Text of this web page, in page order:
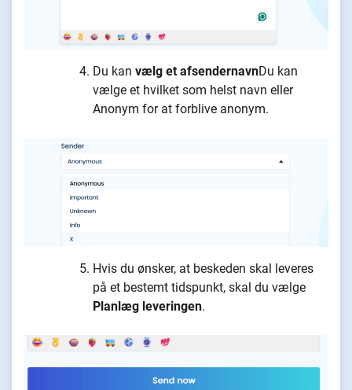
Du kan vælg et afsendernavnDu kan
vælge et hvilket som helst navn eller
Anonym for at forblive anonym.
Hvis du ønsker, at beskeden skal leveres
på et bestemt tidspunkt, skal du vælge
Planlæg leveringen.